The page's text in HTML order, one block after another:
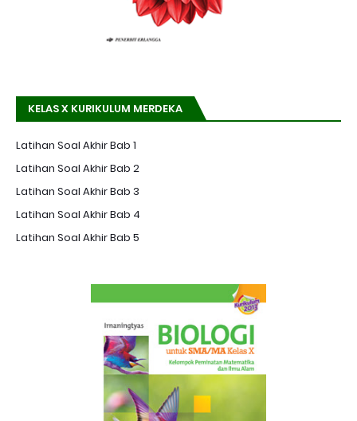
KELAS X KURIKULUM MERDEKA
Latihan Soal Akhir Bab 1
Latihan Soal Akhir Bab 2
Latihan Soal Akhir Bab 3
Latihan Soal Akhir Bab 4
Latihan Soal Akhir Bab 5